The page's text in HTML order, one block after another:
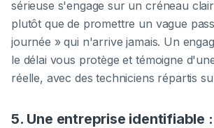
sérieuse s'engage sur un créneau
plutôt que de promettre un vague
journée » qui n'arrive jamais. Un
le délai vous protège et témoigne
réelle, avec des techniciens répartis
5. Une entreprise identifiable :